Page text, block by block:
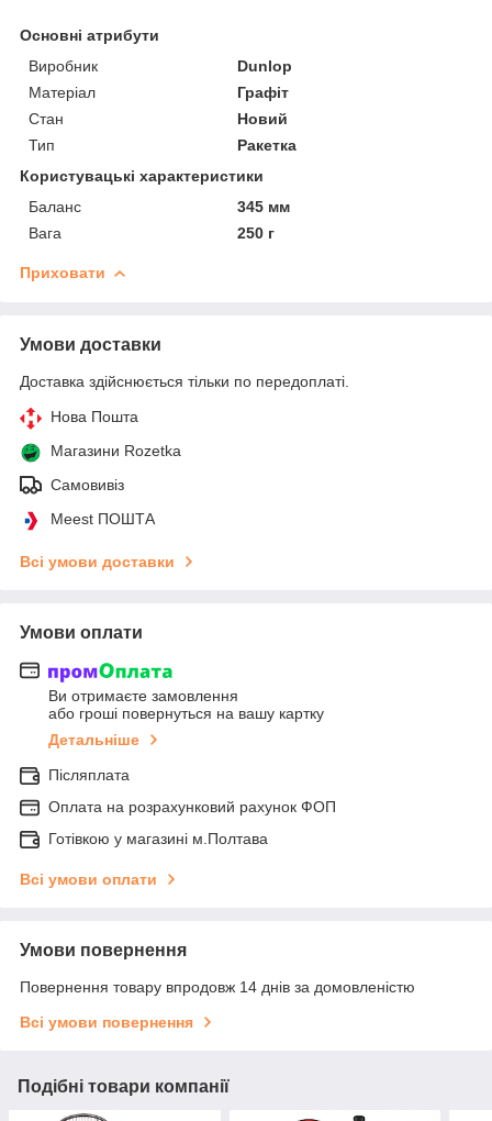
Основні атрибути
Виробник
Dunlop
Матеріал
Графіт
Стан
Новий
Тип
Ракетка
Користувацькі характеристики
Баланс
345 мм
Вага
250 г
Приховати
Умови доставки
Доставка здійснюється тільки по передоплаті.
Нова Пошта
Магазини Rozetka
Самовивіз
Meest ПОШТА
Всі умови доставки
Умови оплати
Ви отримаєте замовлення
або гроші повернуться на вашу картку
Детальніше
Післяплата
Оплата на розрахунковий рахунок ФОП
Готівкою у магазині м.Полтава
Всі умови оплати
Умови повернення
Повернення товару впродовж 14 днів за домовленістю
Всі умови повернення
Подібні товари компанії